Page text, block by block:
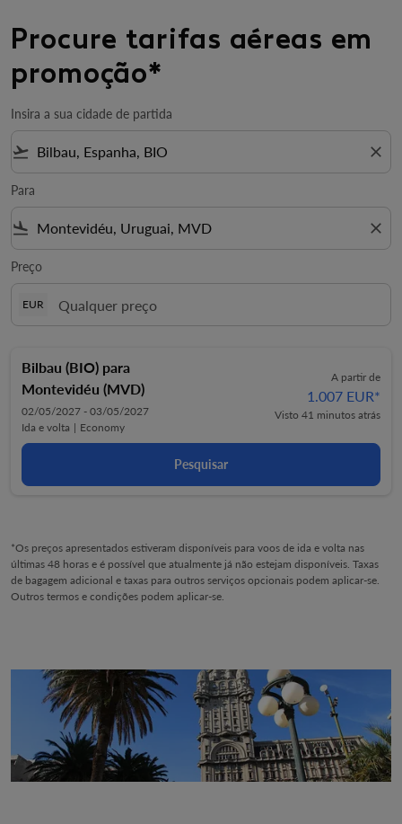
Procure tarifas aéreas em
promoção*
Insira a sua cidade de partida
flight_takeoff close
Para
flight_land close
Preço
EUR
Bilbau (BIO) para
Montevidéu (MVD)
02/05/2027 - 03/05/2027
Ida e volta | Economy
A partir de
1.007 EUR*
Visto 41 minutos atrás
Pesquisar
*Os preços apresentados estiveram disponíveis para voos de ida e volta nas
últimas 48 horas e é possível que atualmente já não estejam disponíveis. Taxas
de bagagem adicional e taxas para outros serviços opcionais podem aplicar-se.
Outros termos e condições podem aplicar-se.